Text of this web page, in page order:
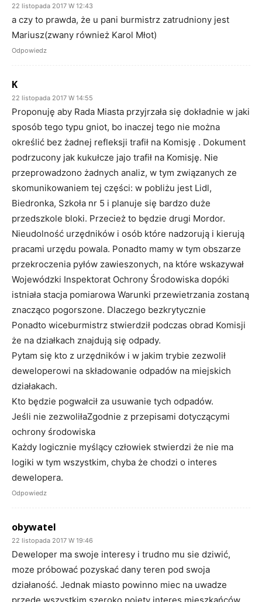
22 listopada 2017 W 12:43
a czy to prawda, że u pani burmistrz zatrudniony jest
Mariusz(zwany również Karol Młot)
Odpowiedz
K
22 listopada 2017 W 14:55
Proponuję aby Rada Miasta przyjrzała się dokładnie w jaki
sposób tego typu gniot, bo inaczej tego nie można
określić bez żadnej refleksji trafił na Komisję . Dokument
podrzucony jak kukułcze jajo trafił na Komisję. Nie
przeprowadzono żadnych analiz, w tym związanych ze
skomunikowaniem tej części: w pobliżu jest Lidl,
Biedronka, Szkoła nr 5 i planuje się bardzo duże
przedszkole bloki. Przecież to będzie drugi Mordor.
Nieudolność urzędników i osób które nadzorują i kierują
pracami urzędu powala. Ponadto mamy w tym obszarze
przekroczenia pyłów zawieszonych, na które wskazywał
Wojewódzki Inspektorat Ochrony Środowiska dopóki
istniała stacja pomiarowa Warunki przewietrzania zostaną
znacząco pogorszone. Dlaczego bezkrytycznie
Ponadto wiceburmistrz stwierdził podczas obrad Komisji
że na działkach znajdują się odpady.
Pytam się kto z urzędników i w jakim trybie zezwolił
deweloperowi na składowanie odpadów na miejskich
działakach.
Kto będzie pogwałcił za usuwanie tych odpadów.
Jeśli nie zezwoliłaZgodnie z przepisami dotyczącymi
ochrony środowiska
Każdy logicznie myślący człowiek stwierdzi że nie ma
logiki w tym wszystkim, chyba że chodzi o interes
dewelopera.
Odpowiedz
obywatel
22 listopada 2017 W 19:46
Deweloper ma swoje interesy i trudno mu sie dziwić,
moze próbować pozyskać dany teren pod swoja
działaność. Jednak miasto powinno miec na uwadze